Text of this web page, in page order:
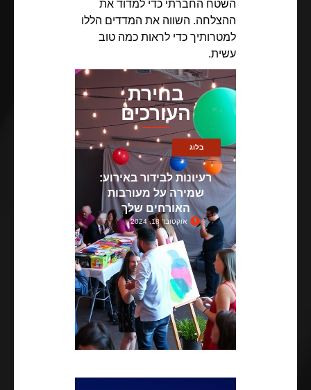
השטח החברתי כדי למדוד את
ההצלחה. השווה את המדדים הללו
למטרותיך כדי לראות כמה טוב
עשית.
בחירת
העורכים
בלוג
רעיונות לבידור באירוע:
שמירה על מעורבות
האורחים שלך
אוקטובר 18, 2024